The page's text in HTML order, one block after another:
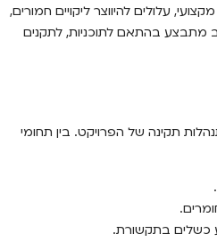
עלולים להיווצר ליקויים חמורים,
מתבצע בהתאם לתוכניות, לתקנים
תקינה של הפרויקט. בין תחומי
כשלים בתקשורת.